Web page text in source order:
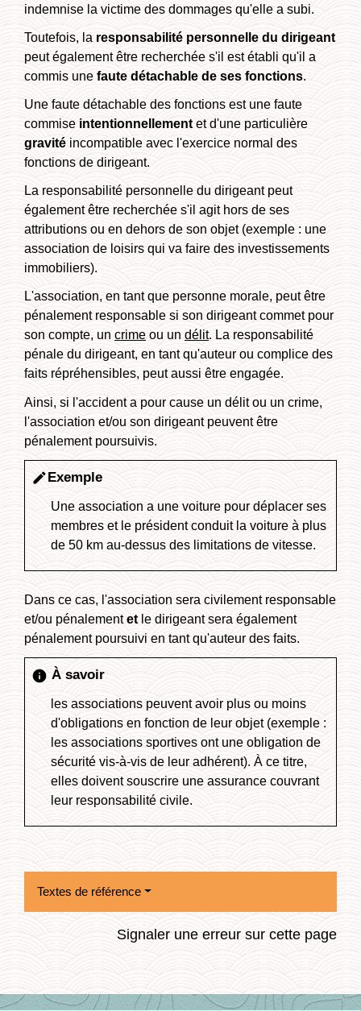
indemnise la victime des dommages qu'elle a subi.
Toutefois, la responsabilité personnelle du dirigeant
peut également être recherchée s'il est établi qu'il a
commis une faute détachable de ses fonctions.
Une faute détachable des fonctions est une faute
commise intentionnellementet d'une particulière
gravité incompatible avec l'exercice normal des
fonctions de dirigeant.
La responsabilité personnelle du dirigeant peut
également être recherchée s'il agit hors de ses
attributions ou en dehors de son objet (exemple : une
association de loisirs qui va faire des investissements
immobiliers).
L'association, en tant que personne morale, peut être
pénalement responsable si son dirigeant commet pour
son compte, un crime ou un délit. La responsabilité
pénale du dirigeant, en tant qu'auteur ou complice des
faits répréhensibles, peut aussi être engagée.
Ainsi, si l'accident a pour cause un délit ou un crime,
l'association et/ou son dirigeant peuvent être
pénalement poursuivis.
editExemple
Une association a une voiture pour déplacer ses
membres et le président conduit la voiture à plus
de 50 km au-dessus des limitations de vitesse.
Dans ce cas, l'association sera civilement responsable
et/ou pénalementet le dirigeant sera également
pénalement poursuivi en tant qu'auteur des faits.
info À savoir
les associations peuvent avoir plus ou moins
d'obligations en fonction de leur objet (exemple :
les associations sportives ont une obligation de
sécurité vis-à-vis de leur adhérent). À ce titre,
elles doivent souscrire une assurance couvrant
leur responsabilité civile.
Textes de référence
Signaler une erreur sur cette page